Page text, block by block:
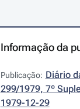
Informação da
Publicação: Diário
299/1979, 7º
1979-12-29